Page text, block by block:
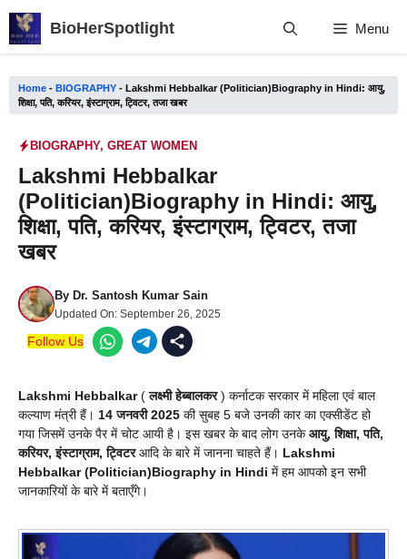
Skip
BioHerSpotlight Menu
Home - BIOGRAPHY - Lakshmi Hebbalkar (Politician)Biography in Hindi: आयु,
शिक्षा, पति, करियर, इंस्टाग्राम, ट्विटर, तजा खबर
BIOGRAPHY, GREAT WOMEN
Lakshmi Hebbalkar
(Politician)Biography in Hindi: आयु,
शिक्षा, पति, करियर, इंस्टाग्राम, ट्विटर, तजा
खबर
By Dr. Santosh Kumar Sain
Updated On: September 26, 2025
Follow Us
Lakshmi Hebbalkar(लक्ष्मी हेब्बालकर) कर्नाटक सरकार में महिला एवं बाल
कल्याण मंत्री हैं। 14 जनवरी 2025 की सुबह 5 बजे उनकी कार का एक्सीडेंट हो
गया जिसमें उनके पैर में चोट आयी है। इस खबर के बाद लोग उनकेआयु, शिक्षा, पति,
करियर, इंस्टाग्राम, ट्विटरआदि के बारे में जानना चाहते हैं। Lakshmi
Hebbalkar (Politician)Biography in Hindi में हम आपको इन सभी
जानकारियों के बारे में बताएँगे।